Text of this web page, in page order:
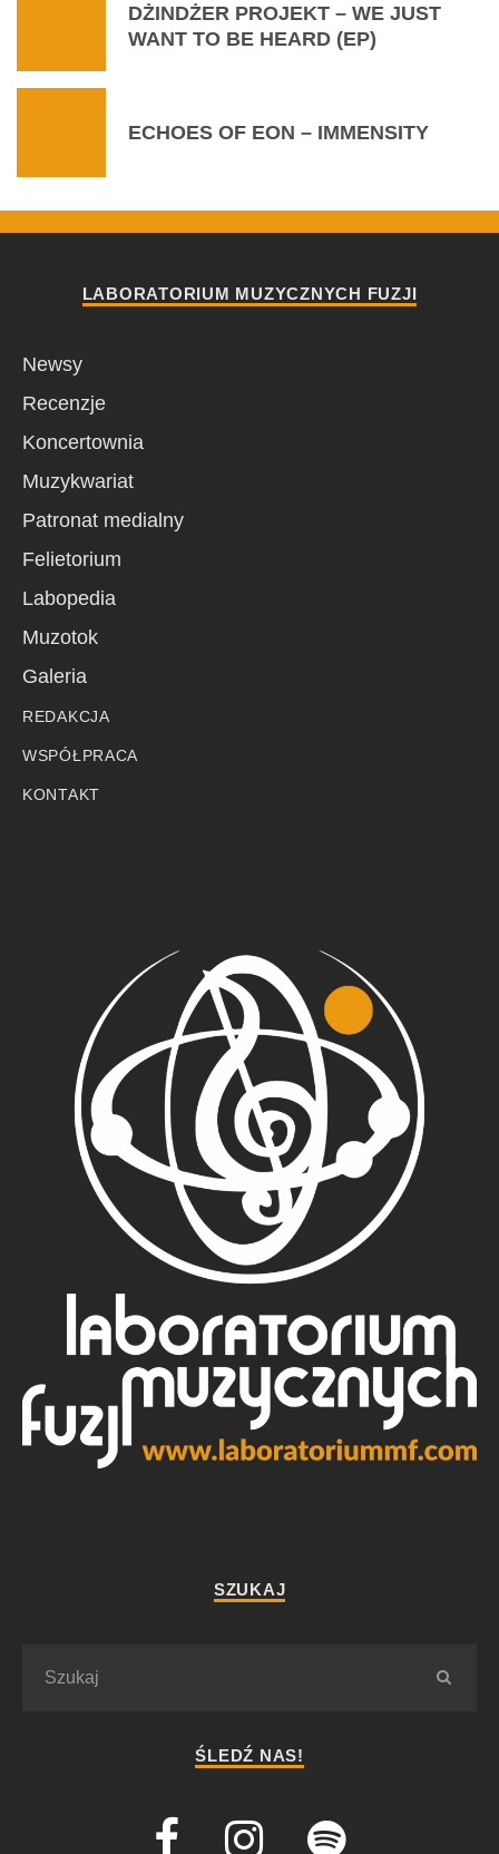
DŻINDŻER PROJEKT – WE JUST
WANT TO BE HEARD (EP)
ECHOES OF EON – IMMENSITY
LABORATORIUM MUZYCZNYCH FUZJI
Newsy
Recenzje
Koncertownia
Muzykwariat
Patronat medialny
Felietorium
Labopedia
Muzotok
Galeria
REDAKCJA
WSPÓŁPRACA
KONTAKT
SZUKAJ
ŚLEDŹ NAS!